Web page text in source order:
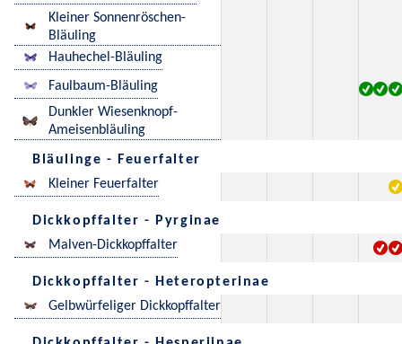
Kleiner Sonnenröschen-
Bläuling
Hauhechel-Bläuling
Faulbaum-Bläuling
Dunkler Wiesenknopf-
Ameisenbläuling
Bläulinge - Feuerfalter
Kleiner Feuerfalter
Dickkopffalter - Pyrginae
Malven-Dickkopffalter
Dickkopffalter - Heteropterinae
Gelbwürfeliger Dickkopffalter